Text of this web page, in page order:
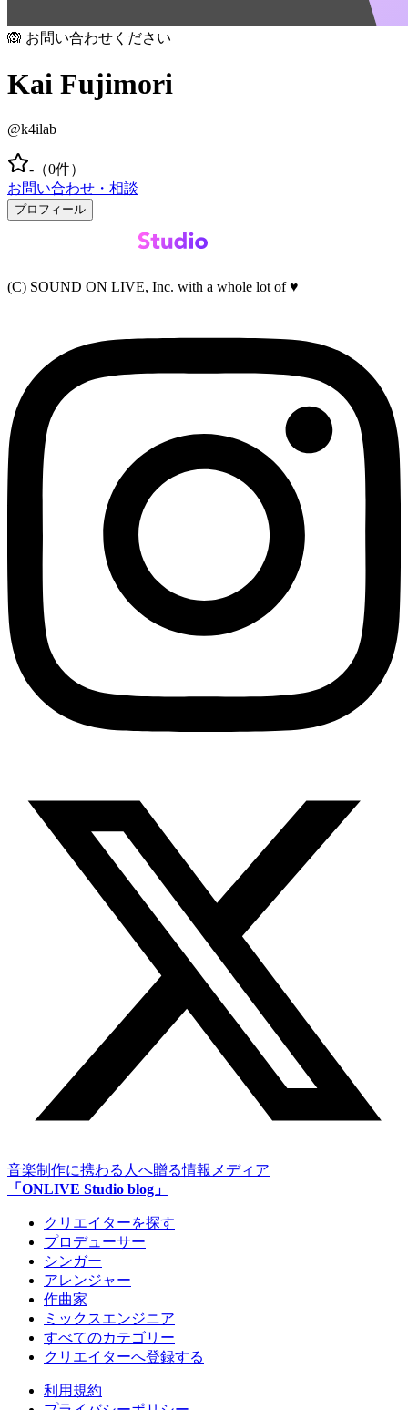
🙉 お問い合わせください
Kai Fujimori
@k4ilab
- （0件）
お問い合わせ・相談
プロフィール
(C) SOUND ON LIVE, Inc. with a whole lot of ♥
音楽制作に携わる人へ贈る情報メディア
「ONLIVE Studio blog」
クリエイターを探す
プロデューサー
シンガー
アレンジャー
作曲家
ミックスエンジニア
すべてのカテゴリー
クリエイターへ登録する
利用規約